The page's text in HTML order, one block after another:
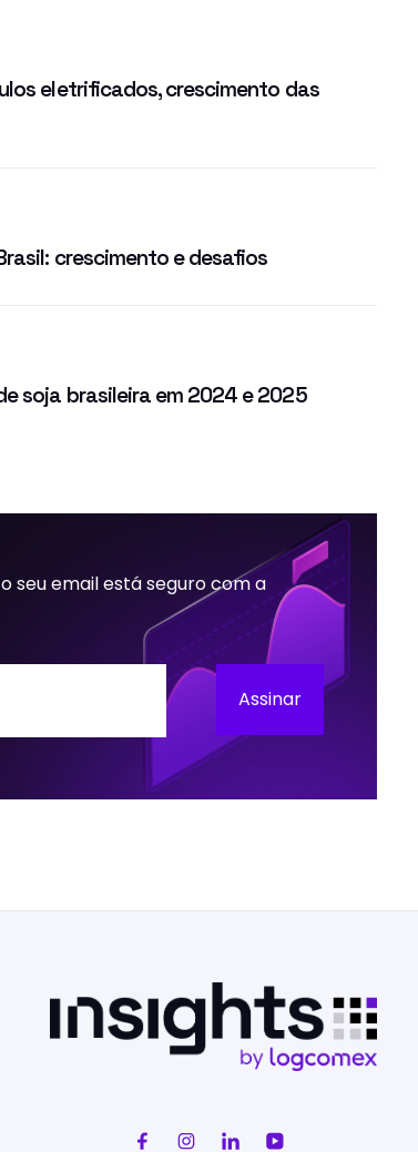
eletrificados, crescimento das
crescimento e desafios
soja brasileira em 2024 e 2025
seu email está seguro com a
Assinar